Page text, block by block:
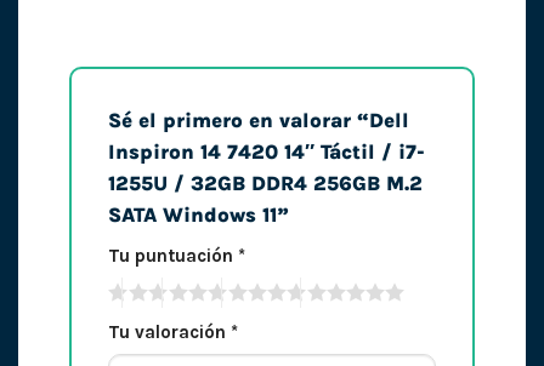
Sé el primero en valorar “Dell
Inspiron 14 7420 14″ Táctil / i7-
1255U / 32GB DDR4 256GB M.2
SATA Windows 11”
Tu puntuación *
Tu valoración *